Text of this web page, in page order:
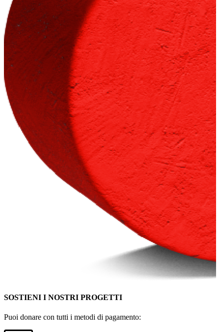
SOSTIENI I NOSTRI PROGETTI
Puoi donare con tutti i metodi di pagamento: